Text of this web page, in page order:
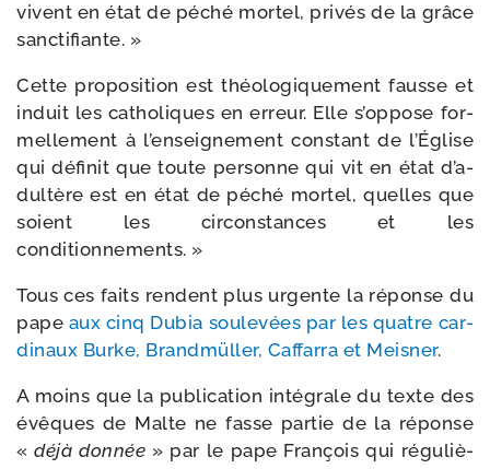
vivent en état de péché mor­tel, pri­vés de la grâce
sanctifiante. »
Cette pro­po­si­tion est théo­lo­gi­que­ment fausse et
induit les catho­liques en erreur. Elle s’op­pose for­
mel­le­ment à l’en­sei­gne­ment constant de l’Église
qui défi­nit que toute per­sonne qui vit en état d’a­
dul­tère est en état de péché mor­tel, quelles que
soient les cir­cons­tances et les
conditionnements. »
Tous ces faits rendent plus urgente la réponse du
pape aux cinq Dubia sou­le­vées par les quatre car­
di­naux Burke, Brandmüller, Caffarra et Meisner.
A moins que la publi­ca­tion inté­grale du texte des
évêques de Malte ne fasse par­tie de la réponse
«déjà don­née » par le pape François qui régu­liè­